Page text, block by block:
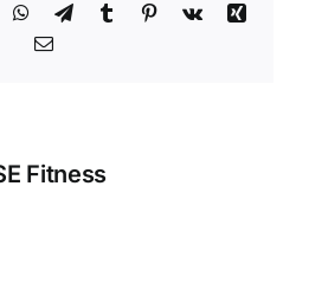
WhatsApp
Telegrama
Tumblr Pinterest
Vk
Xing
E-
Fitness